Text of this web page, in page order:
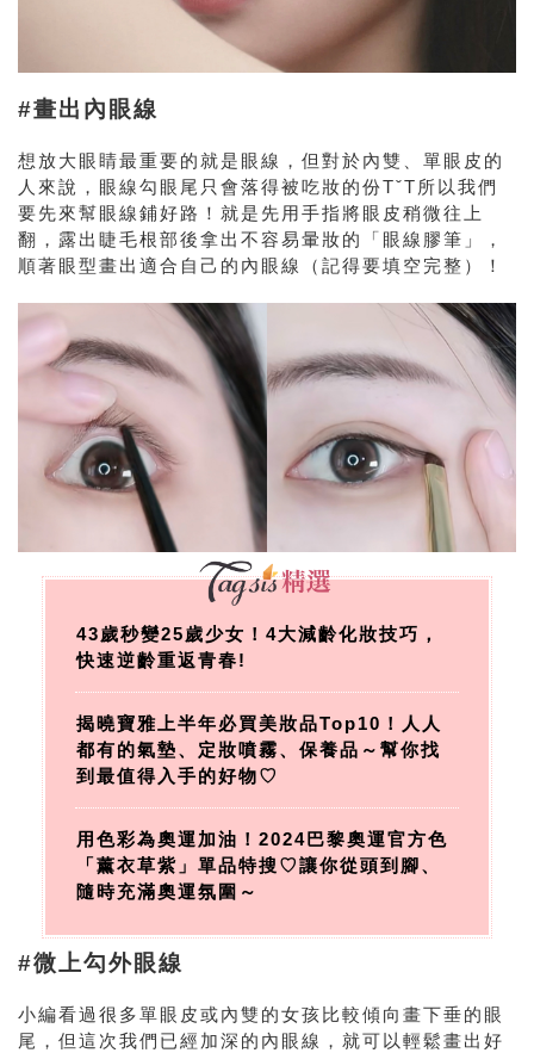
#畫出內眼線
想放大眼睛最重要的就是眼線，但對於內雙、單眼皮的
人來說，眼線勾眼尾只會落得被吃妝的份TˇT所以我們
要先來幫眼線鋪好路！ 就是先用手指將眼皮稍微往上
翻，露出睫毛根部後拿出不容易暈妝的「眼線膠筆」，
順著眼型畫出適合自己的內眼線（記得要填空完整）！
43歲秒變25歲少女！4大減齡化妝技巧，
快速逆齡重返青春!
揭曉寶雅上半年必買美妝品Top10！人人
都有的氣墊、定妝噴霧、保養品～幫你找
到最值得入手的好物♡
用色彩為奧運加油！2024巴黎奧運官方色
「薰衣草紫」單品特搜♡讓你從頭到腳、
隨時充滿奧運氛圍～
#微上勾外眼線
小編看過很多單眼皮或內雙的女孩比較傾向畫下垂的眼
尾，但這次我們已經加深的內眼線，就可以輕鬆畫出好